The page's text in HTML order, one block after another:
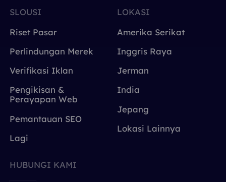
SLOUSI
Riset Pasar
Perlindungan Merek
Verifikasi Iklan
Pengikisan &
Perayapan Web
Pemantauan SEO
Lagi
LOKASI
Amerika Serikat
Inggris Raya
Jerman
India
Jepang
Lokasi Lainnya
HUBUNGI KAMI